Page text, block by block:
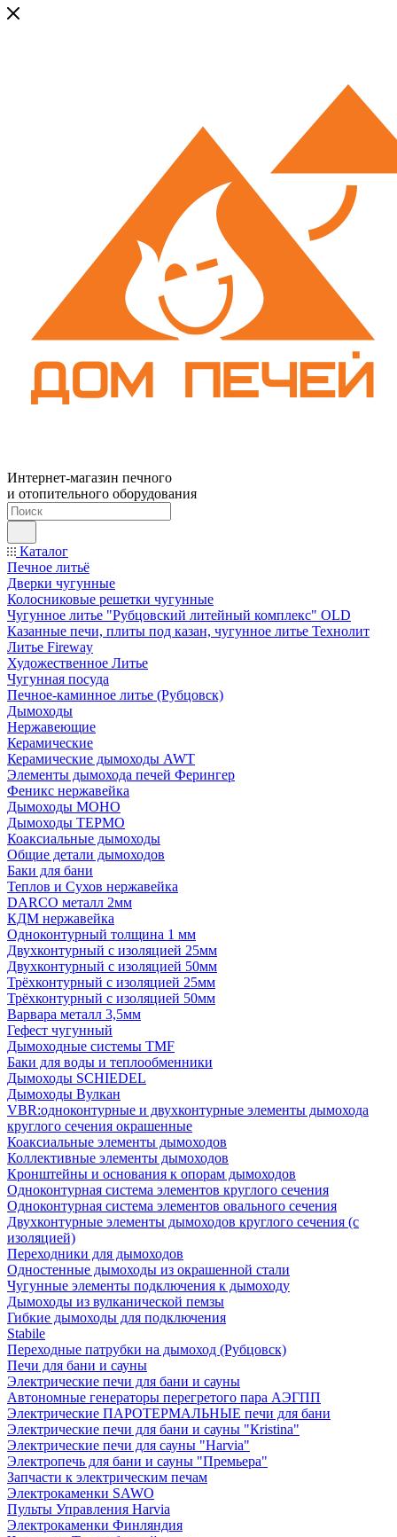
Интернет-магазин печного
и отопительного оборудования
Каталог
Печное литьё
Дверки чугунные
Колосниковые решетки чугунные
Чугунное литье "Рубцовский литейный комплекс" OLD
Казанные печи, плиты под казан, чугунное литье Технолит
Литье Fireway
Художественное Литье
Чугунная посуда
Печное-каминное литье (Рубцовск)
Дымоходы
Нержавеющие
Керамические
Керамические дымоходы AWT
Элементы дымохода печей Ферингер
Феникс нержавейка
Дымоходы МОНО
Дымоходы ТЕРМО
Коаксиальные дымоходы
Общие детали дымоходов
Баки для бани
Теплов и Сухов нержавейка
DARCO металл 2мм
КДМ нержавейка
Одноконтурный толщина 1 мм
Двухконтурный с изоляцией 25мм
Двухконтурный с изоляцией 50мм
Трёхконтурный с изоляцией 25мм
Трёхконтурный с изоляцией 50мм
Варвара металл 3,5мм
Гефест чугунный
Дымоходные системы TMF
Баки для воды и теплообменники
Дымоходы SCHIEDEL
Дымоходы Вулкан
VBR:одноконтурные и двухконтурные элементы дымохода
круглого сечения окрашенные
Коаксиальные элементы дымоходов
Коллективные элементы дымоходов
Кронштейны и основания к опорам дымоходов
Одноконтурная система элементов круглого сечения
Одноконтурная система элементов овального сечения
Двухконтурные элементы дымоходов круглого сечения (с
изоляцией)
Переходники для дымоходов
Одностенные дымоходы из окрашенной стали
Чугунные элементы подключения к дымоходу
Дымоходы из вулканической пемзы
Гибкие дымоходы для подключения
Stabile
Переходные патрубки на дымоход (Рубцовск)
Печи для бани и сауны
Электрические печи для бани и сауны
Автономные генераторы перегретого пара АЭГПП
Электрические ПАРОТЕРМАЛЬНЫЕ печи для бани
Электрические печи для бани и сауны "Кristina"
Электрические печи для сауны "Harvia"
Электропечь для бани и сауны "Премьера"
Запчасти к электрическим печам
Электрокаменки SAWO
Пульты Управления Harvia
Электрокаменки Финляндия